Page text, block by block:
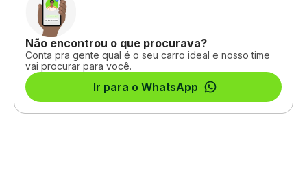
Não encontrou o que procurava?
Conta pra gente qual é o seu carro ideal e nosso time
vai procurar para você.
Ir para o WhatsApp